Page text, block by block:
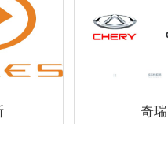
奇瑞